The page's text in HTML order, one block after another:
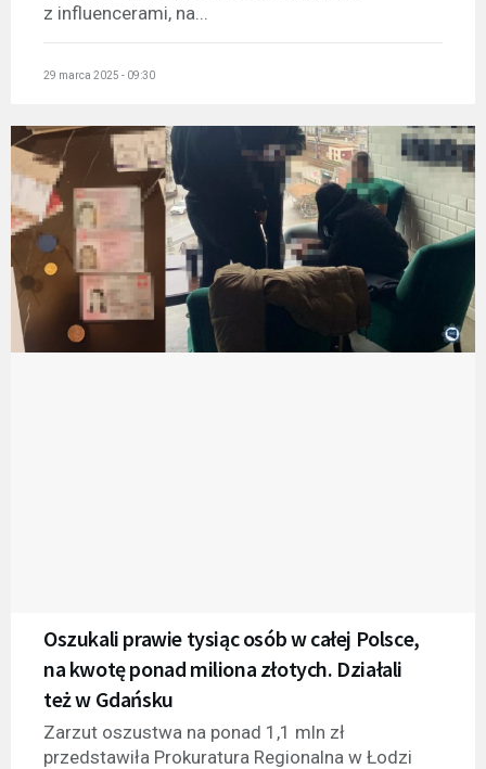
z influencerami, na...
29 marca 2025 - 09:30
Oszukali prawie tysiąc osób w całej Polsce,
na kwotę ponad miliona złotych. Działali
też w Gdańsku
Zarzut oszustwa na ponad 1,1 mln zł
przedstawiła Prokuratura Regionalna w Łodzi